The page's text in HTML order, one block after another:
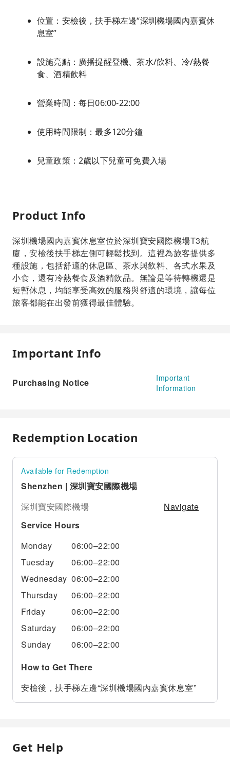
位置：安檢後，扶手梯左邊“深圳機場國內嘉賓休
息室”
設施亮點：廣播提醒登機、茶水/飲料、冷/熱餐
食、酒精飲料
營業時間：每日06:00-22:00
使用時間限制：最多120分鐘
兒童政策：2歲以下兒童可免費入場
Product Info
深圳機場國內嘉賓休息室位於深圳寶安國際機場T3航
廈，安檢後扶手梯左側可輕鬆找到。這裡為旅客提供多
種設施，包括舒適的休息區、茶水與飲料、各式水果及
小食，還有冷熱餐食及酒精飲品。無論是等待轉機還是
短暫休息，均能享受高效的服務與舒適的環境，讓每位
旅客都能在出發前獲得最佳體驗。
Important Info
Purchasing Notice
Important
Information
Redemption Location
Available for Redemption
Shenzhen | 深圳寶安國際機場
深圳寶安國際機場
Navigate
Service Hours
Monday
06:00–22:00
Tuesday
06:00–22:00
Wednesday 06:00–22:00
Thursday
06:00–22:00
Friday
06:00–22:00
Saturday
06:00–22:00
Sunday
06:00–22:00
How to Get There
安檢後，扶手梯左邊“深圳機場國內嘉賓休息室”
Get Help